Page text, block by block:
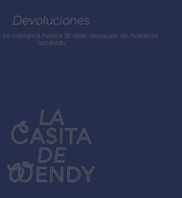
Devoluciones
tu compra hasta 15 días después de haberla
recibido